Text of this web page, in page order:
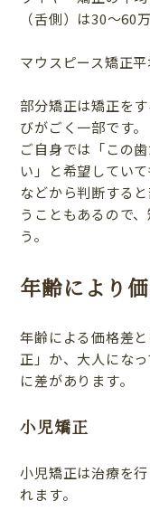
（舌側）は30〜60
マウスピース矯正
部分矯正は矯正を
びがごく一部です。
ご自身では「この
い」と希望してい
などから判断する
うこともあるので
う。
年齢により
年齢による価格差
正」か、大人にな
に差があります。
小児矯正
小児矯正は治療を
れます。